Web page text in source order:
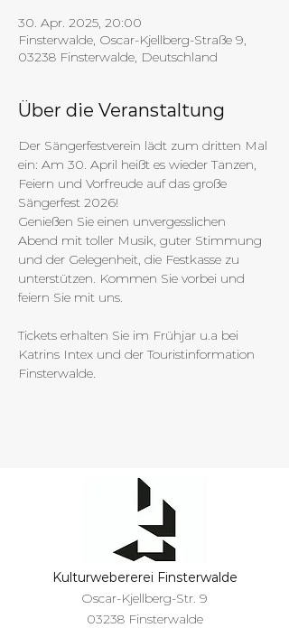
30. Apr. 2025, 20:00
Finsterwalde, Oscar-Kjellberg-Straße 9,
03238 Finsterwalde, Deutschland
Über die Veranstaltung
Der Sängerfestverein lädt zum dritten Mal
ein: Am 30. April heißt es wieder Tanzen,
Feiern und Vorfreude auf das große
Sängerfest 2026!
Genießen Sie einen unvergesslichen
Abend mit toller Musik, guter Stimmung
und der Gelegenheit, die Festkasse zu
unterstützen. Kommen Sie vorbei und
feiern Sie mit uns.
Tickets erhalten Sie im Frühjar u.a bei
Katrins Intex und der Touristinformation
Finsterwalde.
Kulturwebererei Finsterwalde
Oscar-Kjellberg-Str. 9
03238 Finsterwalde